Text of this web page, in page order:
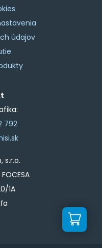
údajov
792
s.r.o.
1A